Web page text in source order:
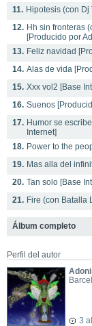
11. Hipotesis (con Dj
12. Hh sin fronteras
[Producido por
13. Feliz navidad
14. Alas de vida
15. Xxx vol2 [Base
16. Suenos
17. Humor se
Internet]
18. Power to the
19. Mas alla del
20. Tan solo [Base
21. Fire (con Batalla
Álbum completo
Perfil del autor
3